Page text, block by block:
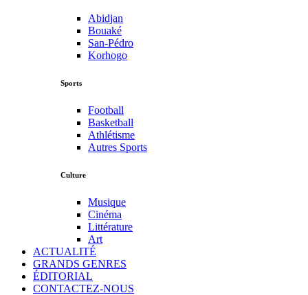
Abidjan
Bouaké
San-Pédro
Korhogo
Sports
Football
Basketball
Athlétisme
Autres Sports
Culture
Musique
Cinéma
Littérature
Art
ACTUALITÉ
GRANDS GENRES
ÉDITORIAL
CONTACTEZ-NOUS